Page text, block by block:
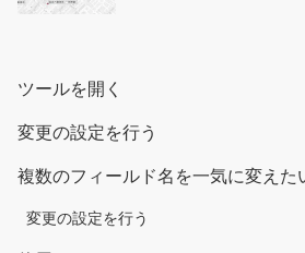
ツールを開く
変更の設定を行う
複数のフィールド名を一気に変えた
変更の設定を行う